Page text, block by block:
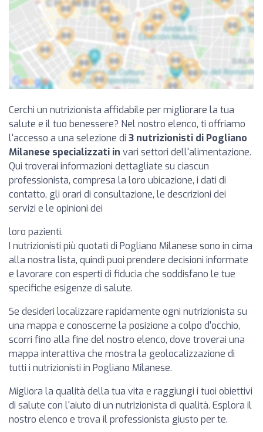
Cerchi un nutrizionista affidabile per migliorare la tua
salute e il tuo benessere? Nel nostro elenco, ti offriamo
l'accesso a una selezione di 3 nutrizionisti di Pogliano
Milanese specializzati in vari settori dell'alimentazione.
Qui troverai informazioni dettagliate su ciascun
professionista, compresa la loro ubicazione, i dati di
contatto, gli orari di consultazione, le descrizioni dei
servizi e le opinioni dei
loro pazienti.
I nutrizionisti più quotati di Pogliano Milanese sono in cima
alla nostra lista, quindi puoi prendere decisioni informate
e lavorare con esperti di fiducia che soddisfano le tue
specifiche esigenze di salute.
Se desideri localizzare rapidamente ogni nutrizionista su
una mappa e conoscerne la posizione a colpo d'occhio,
scorri fino alla fine del nostro elenco, dove troverai una
mappa interattiva che mostra la geolocalizzazione di
tutti i nutrizionisti in Pogliano Milanese.
Migliora la qualità della tua vita e raggiungi i tuoi obiettivi
di salute con l'aiuto di un nutrizionista di qualità. Esplora il
nostro elenco e trova il professionista giusto per te.